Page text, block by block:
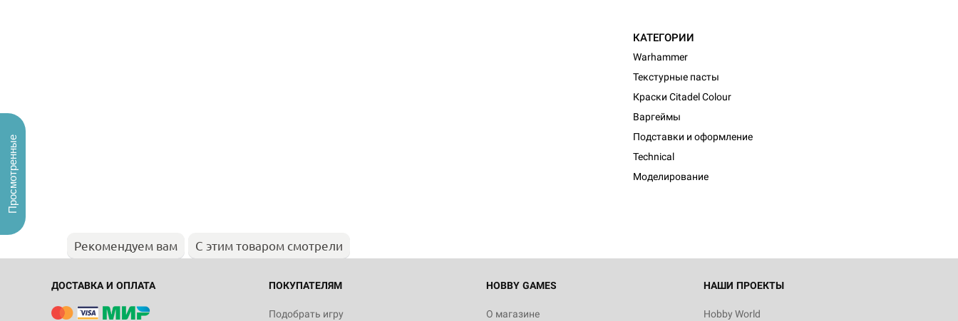
КАТЕГОРИИ
Warhammer
Текстурные пасты
Краски Citadel Colour
Варгеймы
Подставки и оформление
Technical
Моделирование
Рекомендуем вам С этим товаром смотрели
ДОСТАВКА И ОПЛАТА ПОКУПАТЕЛЯМ
Подобрать игру
HOBBY GAMES
О магазине
НАШИ ПРОЕКТЫ
Hobby World
Просмотренные
Настольная игра Hobby World Монстры
Белая смерть
12 990